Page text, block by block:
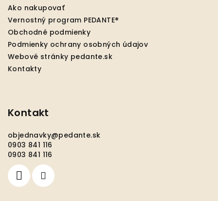
Ako nakupovať
Vernostný program PEDANTE®
Obchodné podmienky
Podmienky ochrany osobných údajov
Webové stránky pedante.sk
Kontakty
Kontakt
objednavky@pedante.sk
0903 841 116
0903 841 116